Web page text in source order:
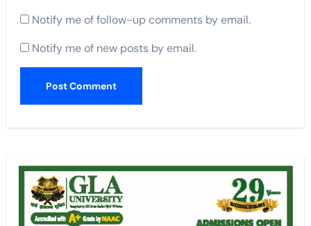
Notify me of follow-up comments by email.
Notify me of new posts by email.